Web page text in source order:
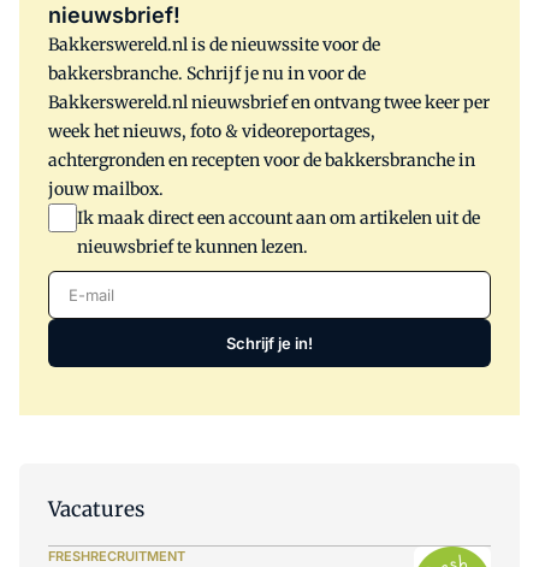
nieuwsbrief!
Bakkerswereld.nl is de nieuwssite voor de
bakkersbranche. Schrijf je nu in voor de
Bakkerswereld.nl nieuwsbrief en ontvang twee keer per
week het nieuws, foto & videoreportages,
achtergronden en recepten voor de bakkersbranche in
jouw mailbox.
Ik maak direct een account aan om artikelen uit de
nieuwsbrief te kunnen lezen.
E-mail
Schrijf je in!
Vacatures
FRESHRECRUITMENT